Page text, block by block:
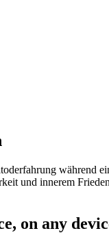
während
und innerem
on any